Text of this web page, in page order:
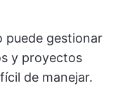
puede gestionar
y proyectos
de manejar.